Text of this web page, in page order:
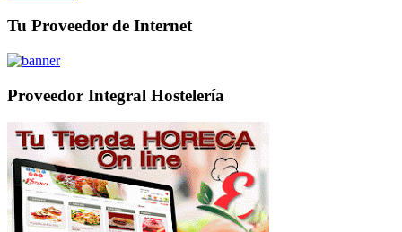
Tu Proveedor de Internet
Proveedor Integral Hostelería